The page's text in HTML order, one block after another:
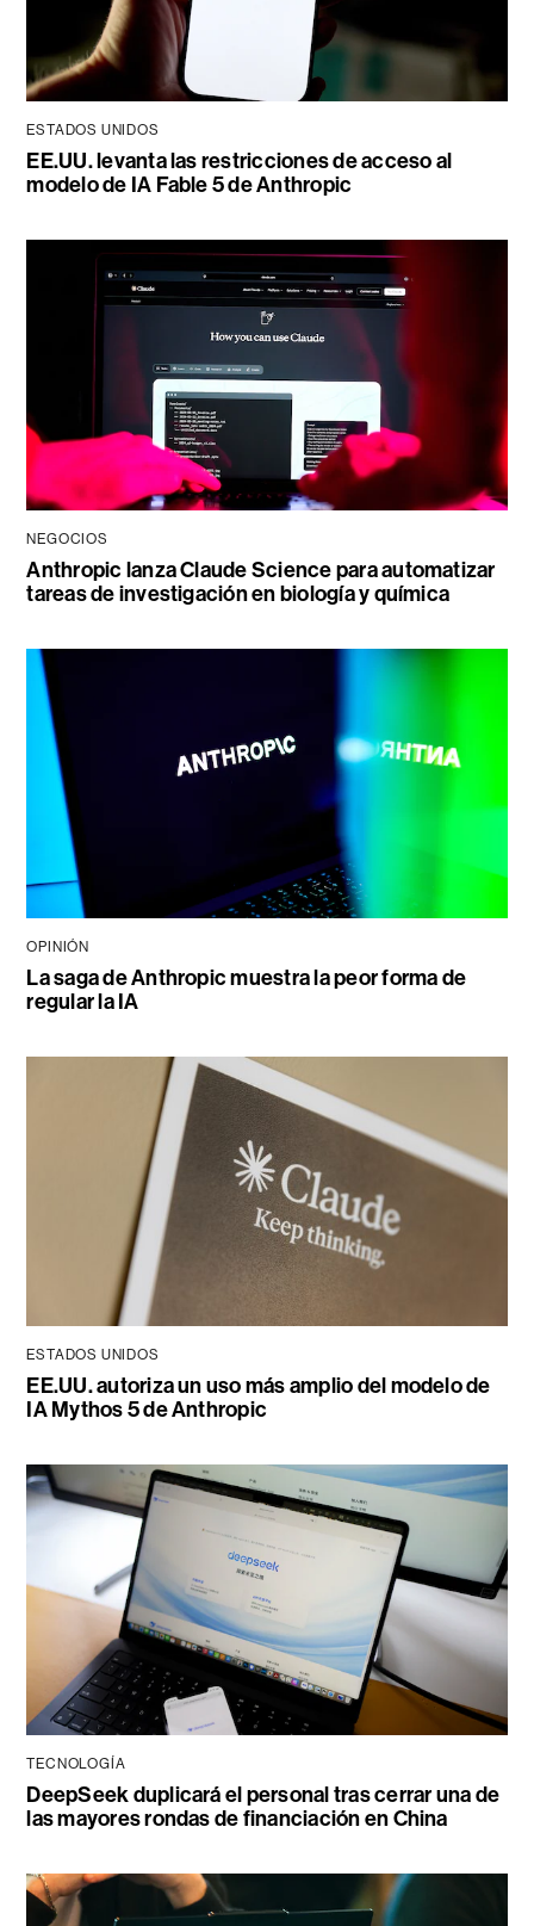
ESTADOS UNIDOS
EE.UU. levanta las restricciones de acceso al
modelo de IA Fable 5 de Anthropic
NEGOCIOS
Anthropic lanza Claude Science para automatizar
tareas de investigación en biología y química
OPINIÓN
La saga de Anthropic muestra la peor forma de
regular la IA
ESTADOS UNIDOS
EE.UU. autoriza un uso más amplio del modelo de
IA Mythos 5 de Anthropic
TECNOLOGÍA
DeepSeek duplicará el personal tras cerrar una de
las mayores rondas de financiación en China